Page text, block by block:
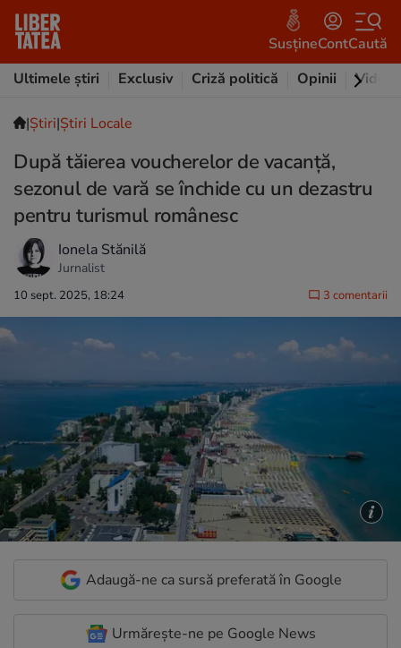
SusțineContCaută
Ultimele știri
Exclusiv Criză politică Opinii Video
|Ştiri|Știri Locale
După tăierea voucherelor de vacanță,
sezonul de vară se închide cu un dezastru
pentru turismul românesc
Ionela Stănilă
Jurnalist
10 sept. 2025, 18:24 3 comentarii
Adaugă-ne ca sursă preferată în Google
Urmărește-ne pe Google News